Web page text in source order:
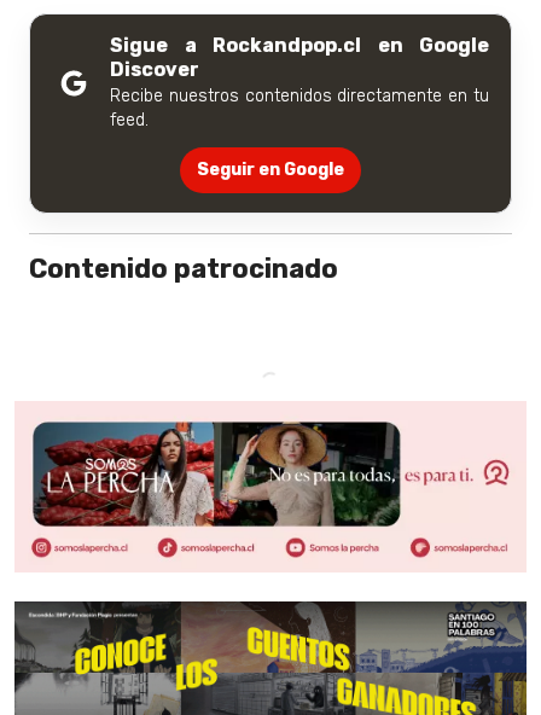
Sigue a Rockandpop.cl en Google
Discover
Recibe nuestros contenidos directamente en tu
feed.
Seguir en Google
Contenido patrocinado